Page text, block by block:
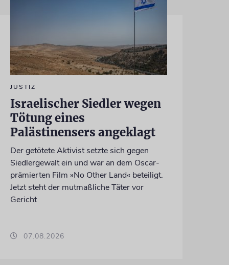
JUSTIZ
Israelischer Siedler wegen
Tötung eines
Palästinensers angeklagt
Der getötete Aktivist setzte sich gegen
Siedlergewalt ein und war an dem Oscar-
prämierten Film »No Other Land« beteiligt.
Jetzt steht der mutmaßliche Täter vor
Gericht
07.08.2026